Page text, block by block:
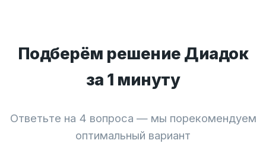
Подберём решение Диадок
за 1 минуту
Ответьте на 4 вопроса — мы порекомендуем
оптимальный вариант